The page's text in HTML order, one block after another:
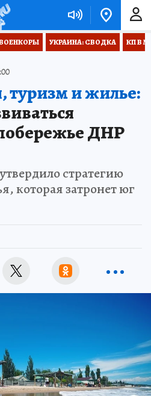
УКРАИНА: СВОДКА КП В
туризм и жилье:
ДНР
стратегию
которая затронет юг